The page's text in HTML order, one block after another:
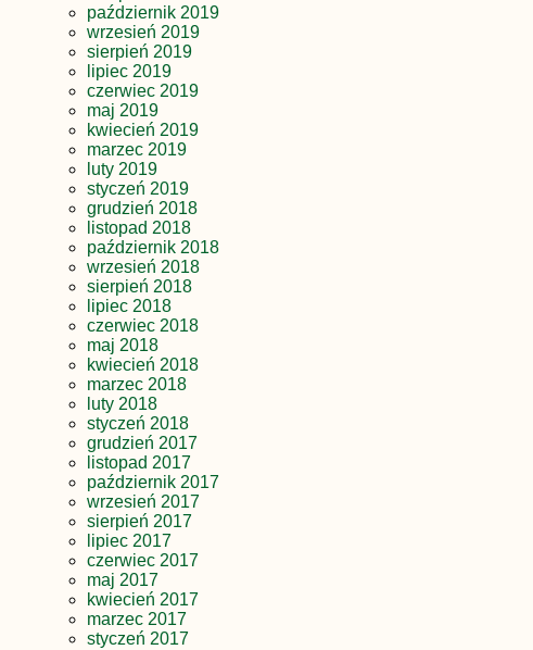
październik 2019
wrzesień 2019
sierpień 2019
lipiec 2019
czerwiec 2019
maj 2019
kwiecień 2019
marzec 2019
luty 2019
styczeń 2019
grudzień 2018
listopad 2018
październik 2018
wrzesień 2018
sierpień 2018
lipiec 2018
czerwiec 2018
maj 2018
kwiecień 2018
marzec 2018
luty 2018
styczeń 2018
grudzień 2017
listopad 2017
październik 2017
wrzesień 2017
sierpień 2017
lipiec 2017
czerwiec 2017
maj 2017
kwiecień 2017
marzec 2017
styczeń 2017